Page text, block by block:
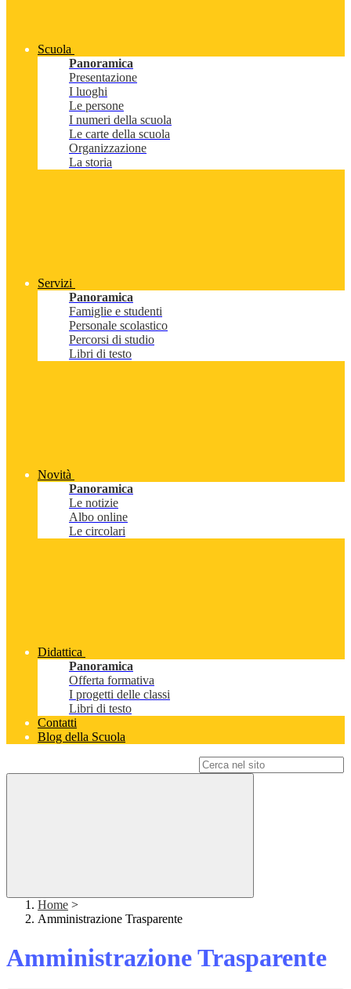
Scuola
Panoramica
Presentazione
I luoghi
Le persone
I numeri della scuola
Le carte della scuola
Organizzazione
La storia
Servizi
Panoramica
Famiglie e studenti
Personale scolastico
Percorsi di studio
Libri di testo
Novità
Panoramica
Le notizie
Albo online
Le circolari
Didattica
Panoramica
Offerta formativa
I progetti delle classi
Libri di testo
Contatti
Blog della Scuola
Home >
Amministrazione Trasparente
Amministrazione Trasparente